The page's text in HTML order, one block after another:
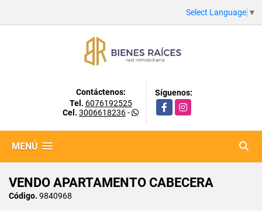
Select Language ▼
Contáctenos:
Tel. 6076192525
Cel. 3006618236-
Síguenos:
FacebookInstagram
MENÚ
VENDO APARTAMENTO CABECERA
Código. 9840968